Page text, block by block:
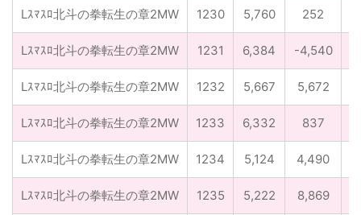
Lｽﾏｽﾛ北斗の拳転生の章2MW 1230 5,760 252
Lｽﾏｽﾛ北斗の拳転生の章2MW 1231 6,384 -4,540
Lｽﾏｽﾛ北斗の拳転生の章2MW 1232 5,667 5,672
Lｽﾏｽﾛ北斗の拳転生の章2MW 1233 6,332 837
Lｽﾏｽﾛ北斗の拳転生の章2MW 1234 5,124 4,490
Lｽﾏｽﾛ北斗の拳転生の章2MW 1235 5,222 8,869